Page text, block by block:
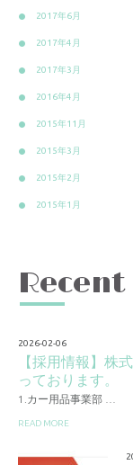
2017年6月
2017年4月
2017年3月
2016年4月
2015年11月
2015年3月
2015年2月
2015年1月
Recent
2026-02-06
【採用情報】株
っております。
1.カー用品事業部 …
READ MORE